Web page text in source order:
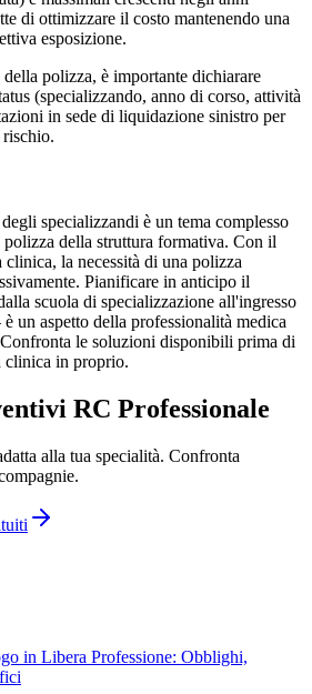
di ottimizzare il costo mantenendo una
esposizione.
polizza, è importante dichiarare
(specializzando, anno di corso, attività
in sede di liquidazione sinistro per
specializzandi è un tema complesso
polizza della struttura formativa. Con il
la necessità di una polizza
Pianificare in anticipo il
scuola di specializzazione all'ingresso
un aspetto della professionalità medica
le soluzioni disponibili prima di
clinica in proprio.
RC Professionale
alla tua specialità. Confronta
in Libera Professione: Obblighi,